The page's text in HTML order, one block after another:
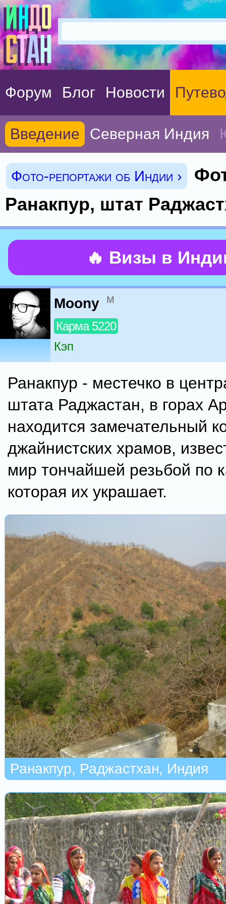
Форум Блог Новости
Введение Северная Индия
Фото-репортажи об Индии ›
Ранакпур, штат
🔥 Визы в
Moony м
Карма 5220
Кэп
Ранакпур - местечко в
штата Раджастан, в горах
находится замечательный
джайнистских храмов,
мир тончайшей резьбой по
которая их украшает.
Ранакпур, Раджастхан, Индия